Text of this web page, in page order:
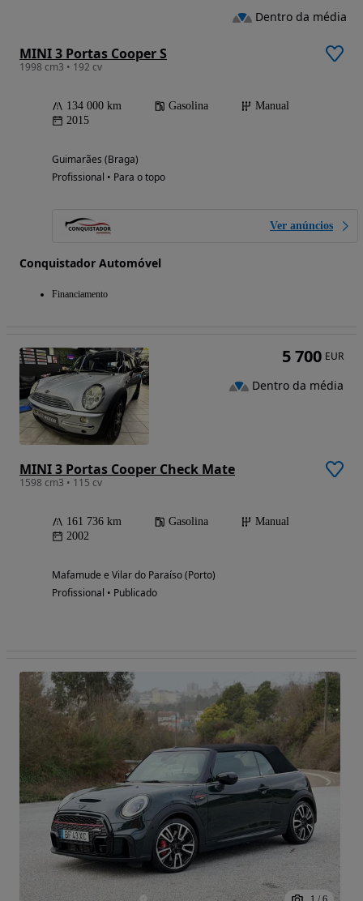
MINI 3 Portas Cooper S
1998 cm3 • 192 cv
134 000 km Gasolina
Manual
2015
Guimarães (Braga)
Profissional • Para o topo
Ver anúncios
Conquistador Automóvel
Financiamento
Dentro da média
MINI 3 Portas Cooper Check Mate
1598 cm3 • 115 cv
161 736 km Gasolina
Manual
2002
Mafamude e Vilar do Paraíso (Porto)
Profissional • Publicado
5 700 EUR
Dentro da média